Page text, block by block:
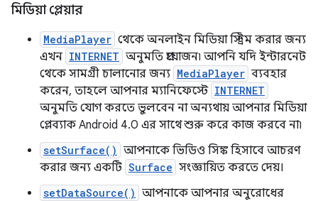
মিডিয়া প্লেয়ার
MediaPlayer থেকে অনলাইন মিডিয়া স্ট্রিম করার জন্য
এখন INTERNET অনুমতি প্রয়োজন৷ আপনি যদি ইন্টারনেট
থেকে সামগ্রী চালানোর জন্য MediaPlayer ব্যবহার
করেন, তাহলে আপনার ম্যানিফেস্টে INTERNET
অনুমতি যোগ করতে ভুলবেন না অন্যথায় আপনার মিডিয়া
প্লেব্যাক Android 4.0 এর সাথে শুরু করে কাজ করবে না৷
setSurface() আপনাকে ভিডিও সিঙ্ক হিসাবে আচরণ
করার জন্য একটি Surface সংজ্ঞায়িত করতে দেয়।
setDataSource() আপনাকে আপনার অনুরোধের